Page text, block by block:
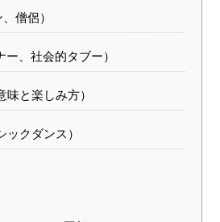
僧侶）
、社会的タブー）
と楽しみ方）
クダンス）